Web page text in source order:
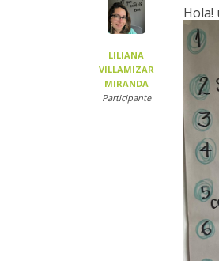
LILIANA
VILLAMIZAR
MIRANDA
Participante
Hola!